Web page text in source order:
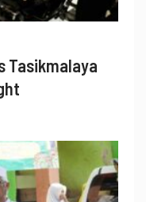
Tasikmalaya